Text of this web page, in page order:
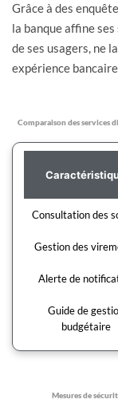
Grâce à des
la banque affine
de ses usagers, ne
expérience
Comparaison des services
Consultation des
Gestion des
Alerte de
Guide de
budgétaire
Mesures de